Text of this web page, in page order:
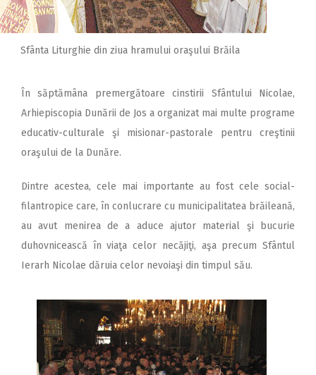
Sfânta Liturghie din ziua hramului oraşului Brăila
În săptămâna premergătoare cinstirii Sfântului Nicolae,
Arhiepiscopia Dunării de Jos a organizat mai multe programe
educativ-culturale şi misionar-pastorale pentru creştinii
oraşului de la Dunăre.
Dintre acestea, cele mai importante au fost cele social-
filantropice care, în conlucrare cu municipalitatea brăileană,
au avut menirea de a aduce ajutor material şi bucurie
duhovnicească în viaţa celor necăjiţi, aşa precum Sfântul
Ierarh Nicolae dăruia celor nevoiaşi din timpul său.